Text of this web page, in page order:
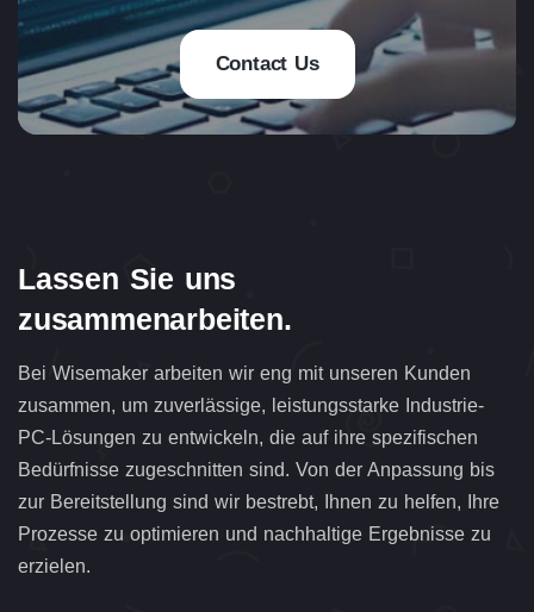
Contact Us
Lassen Sie uns
zusammenarbeiten.
Bei Wisemaker arbeiten wir eng mit unseren Kunden
zusammen, um zuverlässige, leistungsstarke Industrie-
PC-Lösungen zu entwickeln, die auf ihre spezifischen
Bedürfnisse zugeschnitten sind. Von der Anpassung bis
zur Bereitstellung sind wir bestrebt, Ihnen zu helfen, Ihre
Prozesse zu optimieren und nachhaltige Ergebnisse zu
erzielen.